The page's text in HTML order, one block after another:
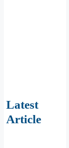
Latest
Article